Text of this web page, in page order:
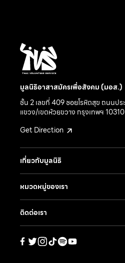
มูลนิธิอาสาสมัครเพื่อสังคม (มอส.)
ชั้น 2 เลขที่ 409 ซอยโรหิตสุข ถนนปร
แขวง/เขตห้วยขวาง กรุงเทพฯ 10310
Get Direction
เกี่ยวกับมูลนิธิ
หมวดหมู่ของเรา
ติดต่อเรา